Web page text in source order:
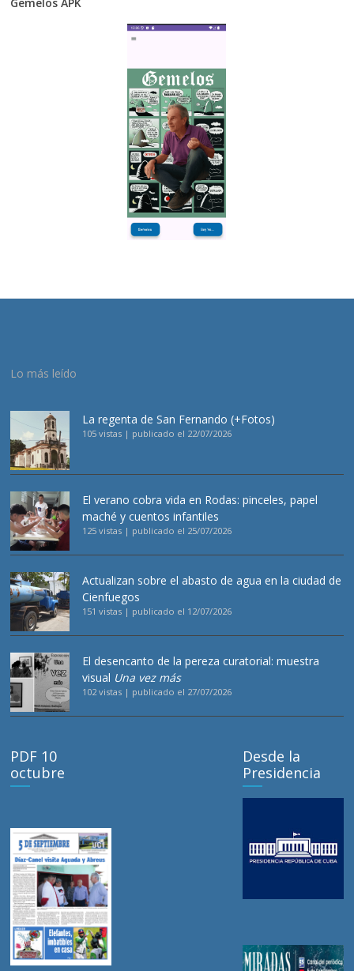
Lo más leído
La regenta de San Fernando (+Fotos)
105 vistas | publicado el 22/07/2026
El verano cobra vida en Rodas: pinceles, papel
maché y cuentos infantiles
125 vistas | publicado el 25/07/2026
Actualizan sobre el abasto de agua en la ciudad de
Cienfuegos
151 vistas | publicado el 12/07/2026
El desencanto de la pereza curatorial: muestra
visual Una vez más
102 vistas | publicado el 27/07/2026
PDF 10
octubre
Desde la
Presidencia